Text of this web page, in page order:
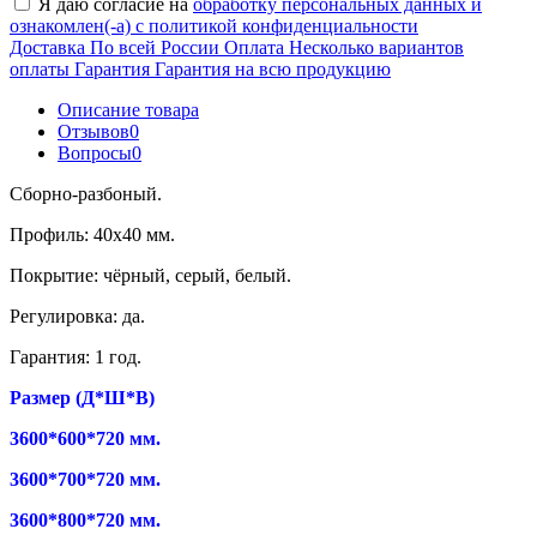
ознакомлен(-а) с политикой конфиденциальности
Доставка По всей России Оплата Несколько вариантов
оплаты Гарантия Гарантия на всю продукцию
Описание товара
Отзывов0
Вопросы0
Сборно-разбоный.
Профиль: 40х40 мм.
Покрытие: чёрный, серый, белый.
Регулировка: да.
Гарантия: 1 год.
Размер (Д*Ш*В)
3600*600*720 мм.
3600*700*720 мм.
3600*800*720 мм.